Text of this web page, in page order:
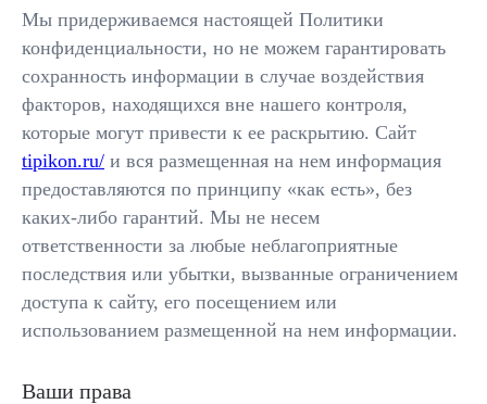
Мы придерживаемся настоящей Политики
конфиденциальности, но не можем гарантировать
сохранность информации в случае воздействия
факторов, находящихся вне нашего контроля,
которые могут привести к ее раскрытию. Сайт
tipikon.ru/ и вся размещенная на нем информация
предоставляются по принципу «как есть», без
каких-либо гарантий. Мы не несем
ответственности за любые неблагоприятные
последствия или убытки, вызванные ограничением
доступа к сайту, его посещением или
использованием размещенной на нем информации.
Ваши права